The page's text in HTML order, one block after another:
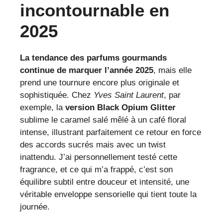
incontournable en
2025
La tendance des parfums gourmands
continue de marquer l’année 2025, mais elle
prend une tournure encore plus originale et
sophistiquée. Chez Yves Saint Laurent, par
exemple, la version Black Opium Glitter
sublime le caramel salé mêlé à un café floral
intense, illustrant parfaitement ce retour en force
des accords sucrés mais avec un twist
inattendu. J’ai personnellement testé cette
fragrance, et ce qui m’a frappé, c’est son
équilibre subtil entre douceur et intensité, une
véritable enveloppe sensorielle qui tient toute la
journée.